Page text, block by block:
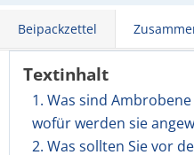
Beipackzettel
Textinhalt
1. Was sind
wofür werden sie
2. Was sollten Sie vor